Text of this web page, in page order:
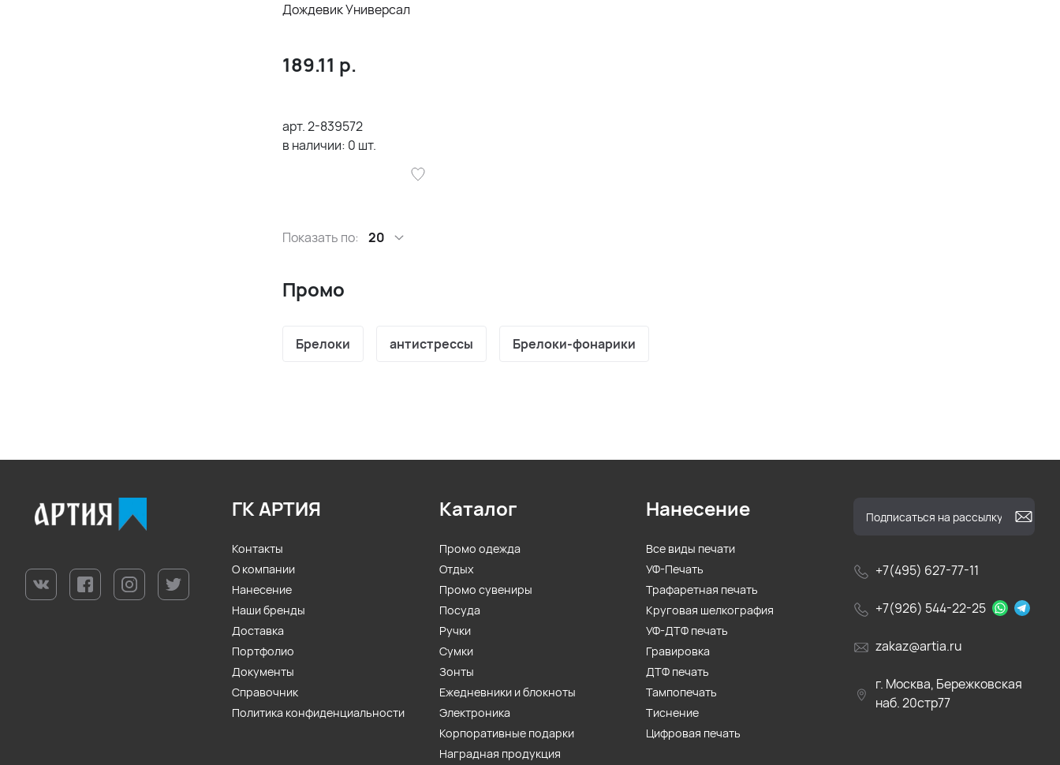
Дождевик Универсал
189.11 р.
арт.2-839572
в наличии: 0 шт.
Показать по: 20
Промо
Брелоки антистрессы Брелоки-фонарики
+7(495) 627-77-11
+7(926) 544-22-25
zakaz@artia.ru
г. Москва, Бережковская
наб. 20стр77
ГК АРТИЯ
Контакты
О компании
Нанесение
Наши бренды
Доставка
Портфолио
Документы
Справочник
Политика конфиденциальности
Каталог
Промо одежда
Отдых
Промо сувениры
Посуда
Ручки
Сумки
Зонты
Ежедневники и блокноты
Электроника
Корпоративные подарки
Наградная продукция
Нанесение
Все виды печати
УФ-Печать
Трафаретная печать
Круговая шелкография
УФ-ДТФ печать
Гравировка
ДТФ печать
Тампопечать
Тиснение
Цифровая печать